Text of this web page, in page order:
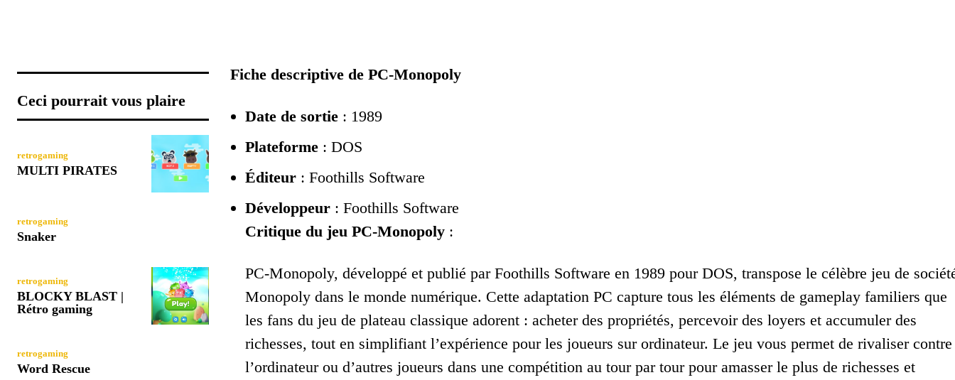
Ceci pourrait vous plaire
retrogaming
MULTI PIRATES
retrogaming
Snaker
retrogaming
BLOCKY BLAST |
Rétro gaming
retrogaming
Word Rescue
Fiche descriptive de PC-Monopoly
Date de sortie : 1989
Plateforme : DOS
Éditeur : Foothills Software
Développeur : Foothills Software
Critique du jeu PC-Monopoly :
PC-Monopoly, développé et publié par Foothills Software en 1989 pour DOS, transpose le célèbre jeu de
Monopoly dans le monde numérique. Cette adaptation PC capture tous les éléments de gameplay familiers que
les fans du jeu de plateau classique adorent : acheter des propriétés, percevoir des loyers et accumuler des
richesses, tout en simplifiant l’expérience pour les joueurs sur ordinateur. Le jeu vous permet de rivaliser contre
l’ordinateur ou d’autres joueurs dans une compétition au tour par tour pour amasser le plus de richesses et